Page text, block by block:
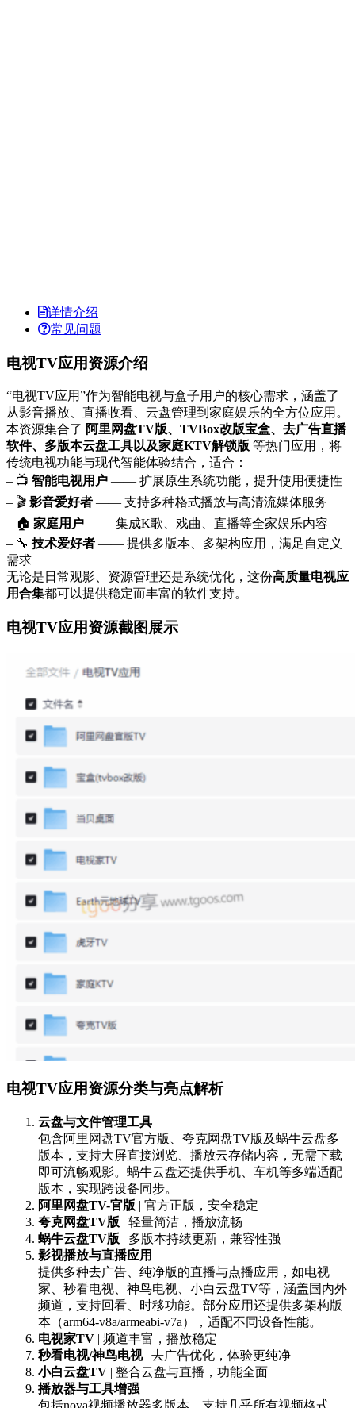
详情介绍
常见问题
电视TV应用资源介绍
“电视TV应用”作为智能电视与盒子用户的核心需求，涵盖了
从影音播放、直播收看、云盘管理到家庭娱乐的全方位应用。
本资源集合了 阿里网盘TV版、TVBox改版宝盒、去广告直播
软件、多版本云盘工具以及家庭KTV解锁版 等热门应用，将
传统电视功能与现代智能体验结合，适合：
– 📺 智能电视用户 —— 扩展原生系统功能，提升使用便捷性
– 🎬 影音爱好者 —— 支持多种格式播放与高清流媒体服务
– 🏠 家庭用户 —— 集成K歌、戏曲、直播等全家娱乐内容
– 🔧 技术爱好者 —— 提供多版本、多架构应用，满足自定义
需求
无论是日常观影、资源管理还是系统优化，这份高质量电视应
用合集都可以提供稳定而丰富的软件支持。
电视TV应用资源截图展示
电视TV应用资源分类与亮点解析
云盘与文件管理工具
包含阿里网盘TV官方版、夸克网盘TV版及蜗牛云盘多
版本，支持大屏直接浏览、播放云存储内容，无需下载
即可流畅观影。蜗牛云盘还提供手机、车机等多端适配
版本，实现跨设备同步。
阿里网盘TV-官版 | 官方正版，安全稳定
夸克网盘TV版 | 轻量简洁，播放流畅
蜗牛云盘TV版 | 多版本持续更新，兼容性强
影视播放与直播应用
提供多种去广告、纯净版的直播与点播应用，如电视
家、秒看电视、神鸟电视、小白云盘TV等，涵盖国内外
频道，支持回看、时移功能。部分应用还提供多架构版
本（arm64-v8a/armeabi-v7a），适配不同设备性能。
电视家TV | 频道丰富，播放稳定
秒看电视/神鸟电视| 去广告优化，体验更纯净
小白云盘TV | 整合云盘与直播，功能全面
播放器与工具增强